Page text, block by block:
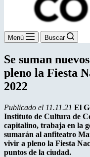
Menú Buscar
Se suman
pleno la Fiesta
2022
Publicado el 11.11.21 El
Instituto de Cultura de
capitalino, trabaja en la
sumarán al anfiteatro
vivir a pleno la Fiesta
puntos de la ciudad.